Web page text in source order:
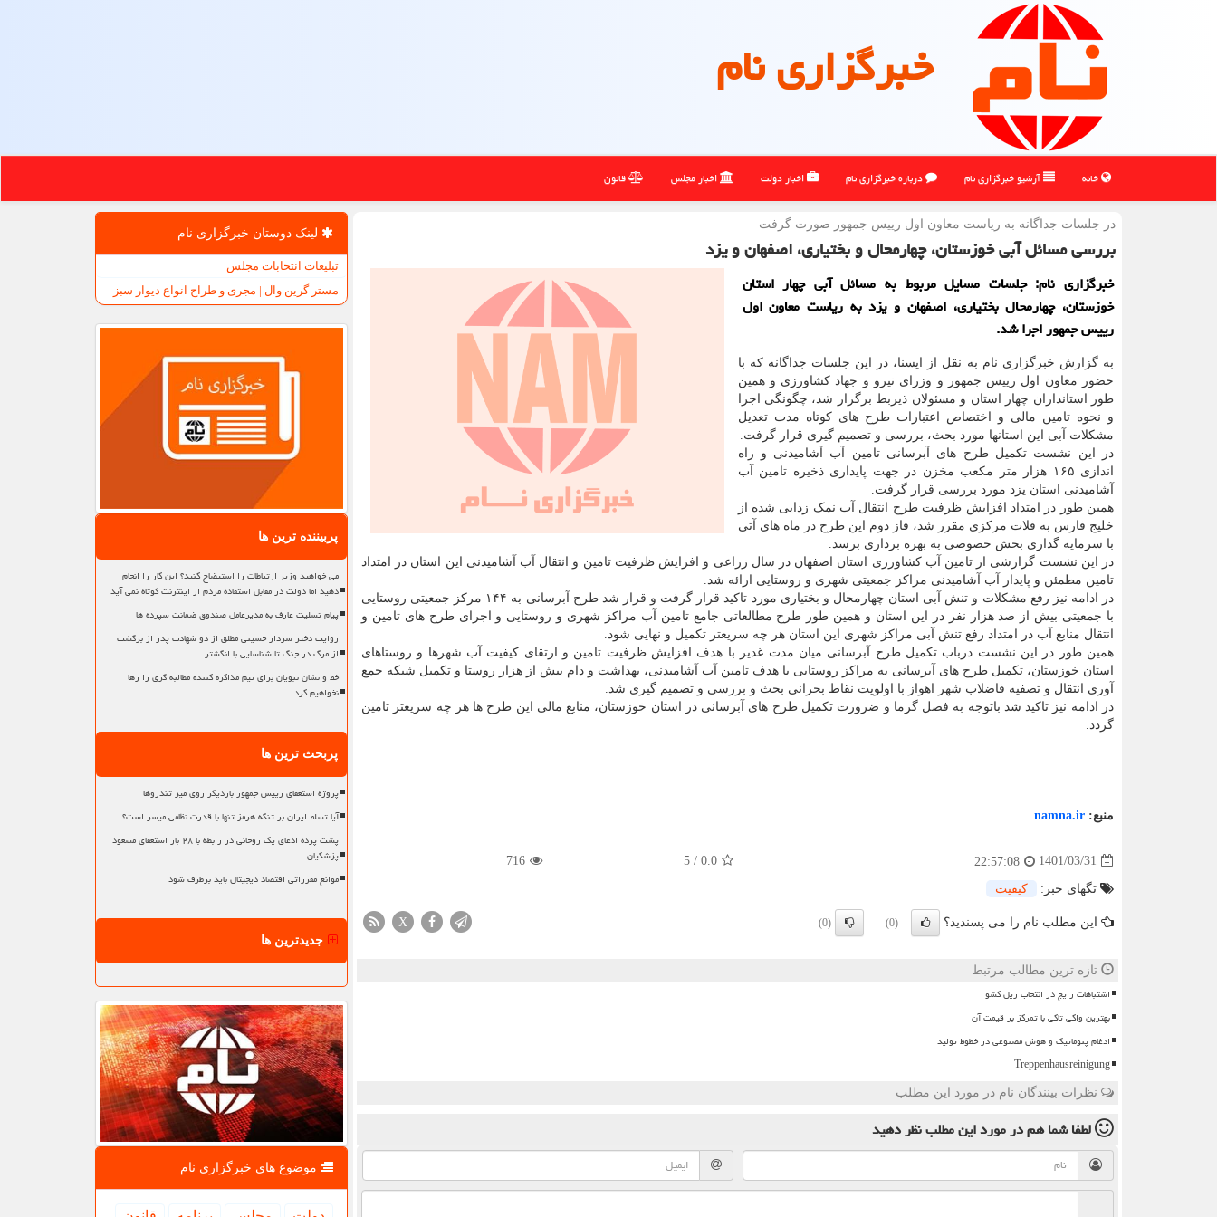
خبرگزاری نام
خانه آرشیو خبرگزاری نام درباره خبرگزاری نام اخبار دولت اخبار مجلس قانون
در جلسات جداگانه به ریاست معاون اول رییس جمهور صورت گرفت
بررسی مسائل آبی خوزستان، چهارمحال و بختیاری، اصفهان و یزد
خبرگزاری نام: جلسات مسایل مربوط به مسائل آبی چهار استان
خوزستان، چهارمحال بختیاری، اصفهان و یزد به ریاست معاون اول
رییس جمهور اجرا شد.
به گزارش خبرگزاری نام به نقل از ایسنا، در این جلسات جداگانه که با
حضور معاون اول رییس جمهور و وزرای نیرو و جهاد کشاورزی و همین
طور استانداران چهار استان و مسئولان ذیربط برگزار شد، چگونگی اجرا
و نحوه تامین مالی و اختصاص اعتبارات طرح های کوتاه مدت تعدیل
مشکلات آبی این استانها مورد بحث، بررسی و تصمیم گیری قرار گرفت.
در این نشست تکمیل طرح های آبرسانی تامین آب آشامیدنی و راه
اندازی ۱۶۵ هزار متر مکعب مخزن در جهت پایداری ذخیره تامین آب
آشامیدنی استان یزد مورد بررسی قرار گرفت.
همین طور در امتداد افزایش ظرفیت طرح انتقال آب نمک زدایی شده از
خلیج فارس به فلات مرکزی مقرر شد، فاز دوم این طرح در ماه های آتی
با سرمایه گذاری بخش خصوصی به بهره برداری برسد.
در این نشست گزارشی از تامین آب کشاورزی استان اصفهان در سال زراعی و افزایش ظرفیت تامین و انتقال آب آشامیدنی این استان در امتداد
تامین مطمئن و پایدار آب آشامیدنی مراکز جمعیتی شهری و روستایی ارائه شد.
در ادامه نیز رفع مشکلات و تنش آبی استان چهارمحال و بختیاری مورد تاکید قرار گرفت و قرار شد طرح آبرسانی به ۱۴۴ مرکز جمعیتی روستایی
با جمعیتی بیش از صد هزار نفر در این استان و همین طور طرح مطالعاتی جامع تامین آب مراکز شهری و روستایی و اجرای طرح های تامین و
انتقال منابع آب در امتداد رفع تنش آبی مراکز شهری این استان هر چه سریعتر تکمیل و نهایی شود.
همین طور در این نشست درباب تکمیل طرح آبرسانی میان مدت غدیر با هدف افزایش ظرفیت تامین و ارتقای کیفیت آب شهرها و روستاهای
استان خوزستان، تکمیل طرح های آبرسانی به مراکز روستایی با هدف تامین آب آشامیدنی، بهداشت و دام بیش از هزار روستا و تکمیل شبکه جمع
آوری انتقال و تصفیه فاضلاب شهر اهواز با اولویت نقاط بحرانی بحث و بررسی و تصمیم گیری شد.
در ادامه نیز تاکید شد باتوجه به فصل گرما و ضرورت تکمیل طرح های آبرسانی در استان خوزستان، منابع مالی این طرح ها هر چه سریعتر تامین
گردد.
منبع: namna.ir
1401/03/31
22:57:08
0.0
/
5
716
تگهای خبر: كیفیت
این مطلب نام را می پسندید؟ (0)
(0)
X
تازه ترین مطالب مرتبط
اشتباهات رایج در انتخاب ریل کشو
بهترین واکی تاکی با تمرکز بر قیمت آن
ادغام پنوماتیک و هوش مصنوعی در خطوط تولید
Treppenhausreinigung
نظرات بینندگان نام در مورد این مطلب
لطفا شما همدر مورد این مطلبنظر دهید
لینک دوستان خبرگزاری نام
تبلیغات انتخابات مجلس
مستر گرین وال | مجری و طراح انواع دیوار سبز
پربیننده ترین ها
می خواهید وزیر ارتباطات را استیضاح کنید؟ این کار را انجام
دهید اما دولت در مقابل استفاده مردم از اینترنت کوتاه نمی آید
پیام تسلیت عارف به مدیرعامل صندوق ضمانت سپرده ها
روایت دختر سردار حسینی مطلق از دو شهادت پدر از برگشت
از مرگ در جنگ تا شناسایی با انگشتر
خط و نشان نبویان برای تیم مذاکره کننده مطالبه گری را رها
نخواهیم کرد
پربحث ترین ها
پروژه استعفای رییس جمهور باردیگر روی میز تندروها
آیا تسلط ایران بر تنگه هرمز تنها با قدرت نظامی میسر است؟
پشت پرده ادعای یک روحانی در رابطه با ۲۸ بار استعفای مسعود
پزشکیان
موانع مقرراتی اقتصاد دیجیتال باید برطرف شود
جدیدترین ها
موضوع های خبرگزاری نام